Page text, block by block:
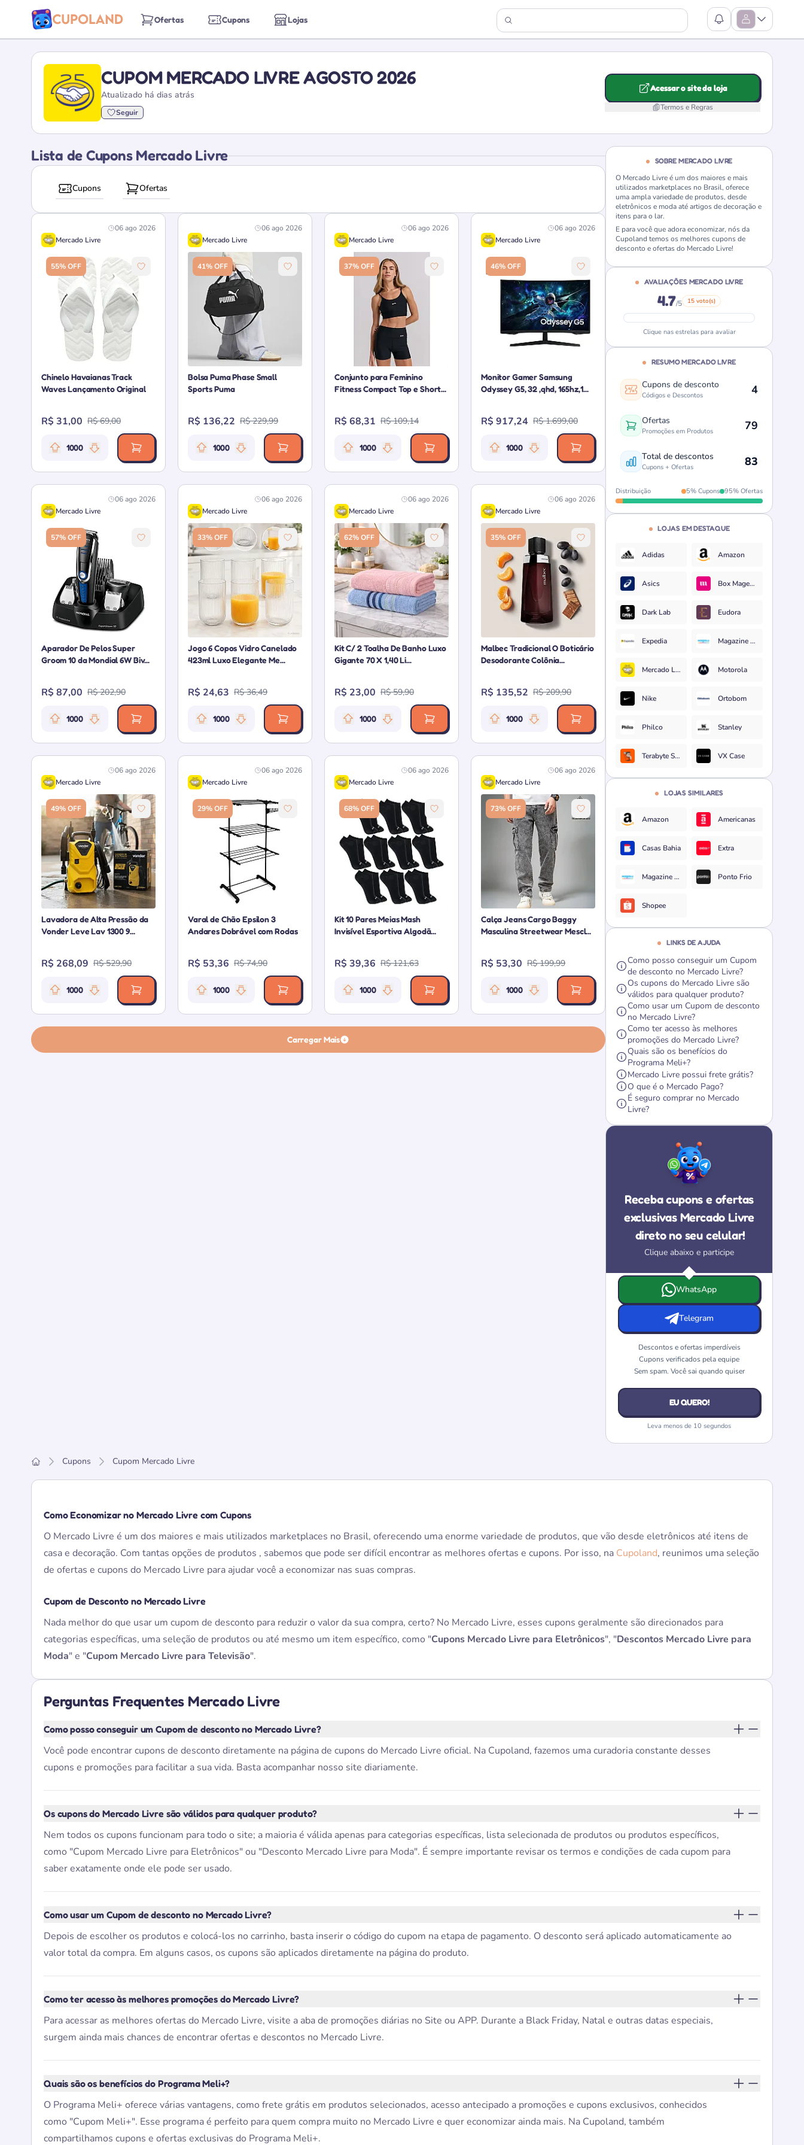
Ofertas Cupons Lojas Ver Notificações
Abrir Menu
CUPOM MERCADO LIVRE AGOSTO 2026
Atualizado há dias atrás
Seguir
Acessar o site da loja
Termos e Regras
Lista de Cupons Mercado Livre
Cupons Ofertas
06 ago 2026
Mercado Livre
55% OFF
Chinelo Havaianas Track
Waves Lançamento Original
R$ 31,00 R$ 69,00
Relevância da oferta: 1000 pontos
1000
06 ago 2026
Mercado Livre
41% OFF
Bolsa Puma Phase Small
Sports Puma
R$ 136,22 R$ 229,99
Relevância da oferta: 1000 pontos
1000
06 ago 2026
Mercado Livre
37% OFF
Conjunto para Feminino
Fitness Compact Top e Short...
R$ 68,31 R$ 109,14
Relevância da oferta: 1000 pontos
1000
06 ago 2026
Mercado Livre
46% OFF
Monitor Gamer Samsung
Odyssey G5, 32 ,qhd, 165hz,1...
R$ 917,24 R$ 1.699,00
Relevância da oferta: 1000 pontos
1000
06 ago 2026
Mercado Livre
57% OFF
Aparador De Pelos Super
Groom 10 da Mondial 6W Biv...
R$ 87,00 R$ 202,90
Relevância da oferta: 1000 pontos
1000
06 ago 2026
Mercado Livre
33% OFF
Jogo 6 Copos Vidro Canelado
423ml Luxo Elegante Me...
R$ 24,63 R$ 36,49
Relevância da oferta: 1000 pontos
1000
06 ago 2026
Mercado Livre
62% OFF
Kit C/ 2 Toalha De Banho Luxo
Gigante 70 X 1,40 Li...
R$ 23,00 R$ 59,90
Relevância da oferta: 1000 pontos
1000
06 ago 2026
Mercado Livre
35% OFF
Malbec Tradicional O Boticário
Desodorante Colônia...
R$ 135,52 R$ 209,90
Relevância da oferta: 1000 pontos
1000
06 ago 2026
Mercado Livre
49% OFF
Lavadora de Alta Pressão da
Vonder Leve Lav 1300 9...
R$ 268,09 R$ 529,90
Relevância da oferta: 1000 pontos
1000
06 ago 2026
Mercado Livre
29% OFF
Varal de Chão Epsilon 3
Andares Dobrável com Rodas
R$ 53,36 R$ 74,90
Relevância da oferta: 1000 pontos
1000
06 ago 2026
Mercado Livre
68% OFF
Kit 10 Pares Meias Mash
Invisível Esportiva Algodã...
R$ 39,36 R$ 121,63
Relevância da oferta: 1000 pontos
1000
06 ago 2026
Mercado Livre
73% OFF
Calça Jeans Cargo Baggy
Masculina Streetwear Mescl...
R$ 53,30 R$ 199,99
Relevância da oferta: 1000 pontos
1000
Carregar Mais
SOBRE MERCADO LIVRE
O Mercado Livre é um dos maiores e mais
utilizados marketplaces no Brasil, oferece
uma ampla variedade de produtos, desde
eletrônicos e moda até artigos de decoração e
itens para o lar.
E para você que adora economizar, nós da
Cupoland temos os melhores cupons de
desconto e ofertas do Mercado Livre!
AVALIAÇÕES MERCADO LIVRE
4.7/5 15 voto(s)
Clique nas estrelas para avaliar
RESUMO MERCADO LIVRE
Cupons de desconto
Códigos e Descontos 4
Ofertas
Promoções em Produtos 79
Total de descontos
Cupons + Ofertas 83
Distribuição 5% Cupons 95% Ofertas
LOJAS EM DESTAQUE
Adidas Amazon
Asics Box Magenta
Dark Lab Eudora
Expedia Magazine Luiza
Mercado Livre Motorola
Nike Ortobom
Philco Stanley
Terabyte Shop VX Case
LOJAS SIMILARES
Amazon Americanas
Casas Bahia Extra
Magazine Luiza Ponto Frio
Shopee
LINKS DE AJUDA
Como posso conseguir um Cupom
de desconto no Mercado Livre?
Os cupons do Mercado Livre são
válidos para qualquer produto?
Como usar um Cupom de desconto
no Mercado Livre?
Como ter acesso às melhores
promoções do Mercado Livre?
Quais são os benefícios do
Programa Meli+?
Mercado Livre possui frete grátis?
O que é o Mercado Pago?
É seguro comprar no Mercado
Livre?
Receba cupons e ofertas
exclusivas Mercado Livre
direto no seu celular!
Clique abaixo e participe
Escolha onde deseja receber as ofertas e
WhatsApp
Telegram
Descontos e ofertas imperdíveis
Cupons verificados pela equipe
Sem spam. Você sai quando quiser
EU QUERO!
Leva menos de 10 segundos
Cupons Cupom Mercado Livre
Como Economizar no Mercado Livre com Cupons
O Mercado Livre é um dos maiores e mais utilizados marketplaces no Brasil, oferecendo uma enorme variedade de produtos, que vão desde eletrônicos até itens de
casa e decoração. Com tantas opções de produtos , sabemos que pode ser difícil encontrar as melhores ofertas e cupons. Por isso, na Cupoland, reunimos uma seleção
de ofertas e cupons do Mercado Livre para ajudar você a economizar nas suas compras.
Cupom de Desconto no Mercado Livre
Nada melhor do que usar um cupom de desconto para reduzir o valor da sua compra, certo? No Mercado Livre, esses cupons geralmente são direcionados para
categorias específicas, uma seleção de produtos ou até mesmo um item específico, como "Cupons Mercado Livre para Eletrônicos", "Descontos Mercado Livre para
Moda" e "Cupom Mercado Livre para Televisão".
Perguntas Frequentes Mercado Livre
Como posso conseguir um Cupom de desconto no Mercado Livre?
Você pode encontrar cupons de desconto diretamente na página de cupons do Mercado Livre oficial. Na Cupoland, fazemos uma curadoria constante desses
cupons e promoções para facilitar a sua vida. Basta acompanhar nosso site diariamente.
Os cupons do Mercado Livre são válidos para qualquer produto?
Nem todos os cupons funcionam para todo o site; a maioria é válida apenas para categorias específicas, lista selecionada de produtos ou produtos específicos,
como "Cupom Mercado Livre para Eletrônicos" ou "Desconto Mercado Livre para Moda". É sempre importante revisar os termos e condições de cada cupom para
saber exatamente onde ele pode ser usado.
Como usar um Cupom de desconto no Mercado Livre?
Depois de escolher os produtos e colocá-los no carrinho, basta inserir o código do cupom na etapa de pagamento. O desconto será aplicado automaticamente ao
valor total da compra. Em alguns casos, os cupons são aplicados diretamente na página do produto.
Como ter acesso às melhores promoções do Mercado Livre?
Para acessar as melhores ofertas do Mercado Livre, visite a aba de promoções diárias no Site ou APP. Durante a Black Friday, Natal e outras datas especiais,
surgem ainda mais chances de encontrar ofertas e descontos no Mercado Livre.
Quais são os benefícios do Programa Meli+?
O Programa Meli+ oferece várias vantagens, como frete grátis em produtos selecionados, acesso antecipado a promoções e cupons exclusivos, conhecidos
como "Cupom Meli+". Esse programa é perfeito para quem compra muito no Mercado Livre e quer economizar ainda mais. Na Cupoland, também
compartilhamos cupons e ofertas exclusivas do Programa Meli+.